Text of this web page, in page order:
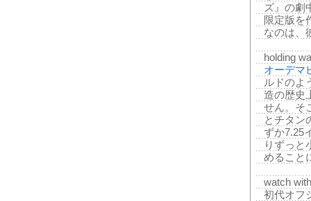
ズ』の劇
限定版を
なのは、
holding
オーデマ
ルドのよ
造の歴史
せん。そ
とチタン
ずか7.25
りずっと
めること
watch
初代オフ